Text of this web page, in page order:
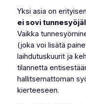
Yksi asia on
ei sovi
Vaikka
(joka voi lisätä
laihdutuskuurit ja
tilannetta
hallitsemattoman
kierteeseen.